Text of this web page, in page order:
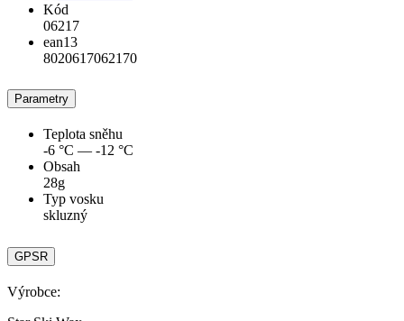
Kód
06217
ean13
8020617062170
Parametry
Teplota sněhu
-6 °C — -12 °C
Obsah
28g
Typ vosku
skluzný
GPSR
Výrobce: